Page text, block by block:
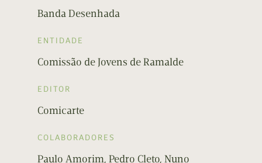
Banda Desenhada
ENTIDADE
Comissão de Jovens de Ramalde
EDITOR
Comicarte
COLABORADORES
Paulo Amorim, Pedro Cleto, Nuno